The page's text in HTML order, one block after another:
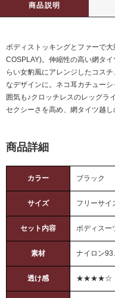
商品説明
ボディストッキングとファーで
COSPLAY)。伸縮性の高い網タ
らい女豹風にアレンジしたコス
なデザインに。ネコ耳カチュー
囲気も♪クロッチレスのレッグラ
セクシーさを高め、網タイツ越
商品詳細
カラー ブラック
サイズ フリーサイ
セット内容 ボディスー
素材 ナイロン
透け感 ★★★★☆